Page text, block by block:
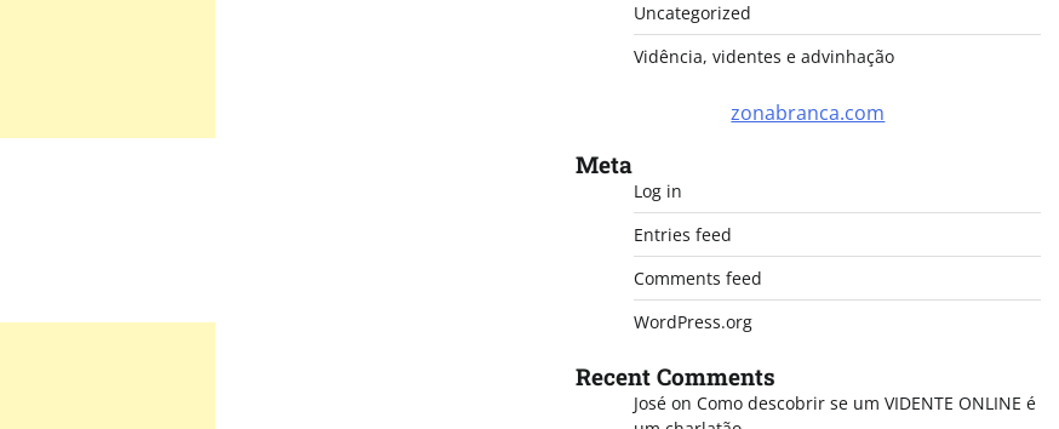
Uncategorized
Vidência, videntes e advinhação
zonabranca.com
Meta
Log in
Entries feed
Comments feed
WordPress.org
Recent Comments
Joséon Como descobrir se um VIDENTE ONLINE é